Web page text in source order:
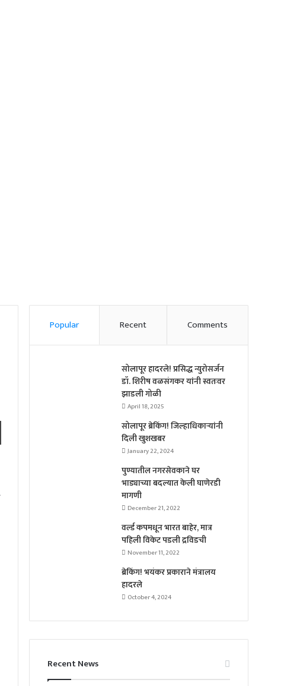
Print
Popular Recent Comments
सोलापूर हादरले! प्रसिद्ध न्युरोसर्जन
डॉ. शिरीष वळसंगकर यांनी स्वतःवर
झाडली गोळी
April 18, 2025
सोलापूर ब्रेकिंग! जिल्हाधिकाऱ्यांनी
दिली खुशखबर
January 22, 2024
पुण्यातील नगरसेवकाने घर
भाड्याच्या बदल्यात केली घाणेरडी
मागणी
December 21, 2022
वर्ल्ड कपमधून भारत बाहेर, मात्र
पहिली विकेट पडली द्रविडची
November 11, 2022
ब्रेकिंग! भयंकर प्रकाराने मंत्रालय
हादरले
October 4, 2024
Recent News